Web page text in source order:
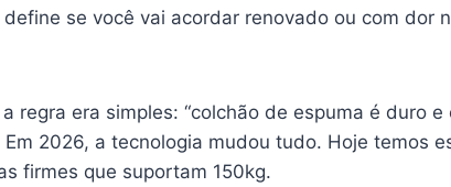
se você vai acordar renovado ou com dor
regra era simples: “colchão de espuma é duro e
Em 2026, a tecnologia mudou tudo. Hoje temos
firmes que suportam 150kg.